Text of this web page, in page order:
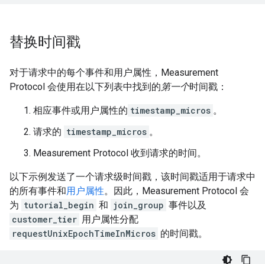
替换时间戳
对于请求中的每个事件和用户属性，Measurement
Protocol 会使用在以下列表中找到的第一个时间戳：
相应事件或用户属性的 timestamp_micros 。
请求的 timestamp_micros 。
Measurement Protocol 收到请求的时间。
以下示例发送了一个请求级时间戳，该时间戳适用于请求中
的所有事件和用户属性。因此，Measurement Protocol 会
为 tutorial_begin 和 join_group 事件以及
customer_tier 用户属性分配
requestUnixEpochTimeInMicros 的时间戳。